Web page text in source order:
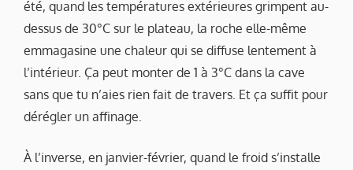
été, quand les températures extérieures grimpent au-
dessus de 30°C sur le plateau, la roche elle-même
emmagasine une chaleur qui se diffuse lentement à
l’intérieur. Ça peut monter de 1 à 3°C dans la cave
sans que tu n’aies rien fait de travers. Et ça suffit pour
dérégler un affinage.
À l’inverse, en janvier-février, quand le froid s’installe